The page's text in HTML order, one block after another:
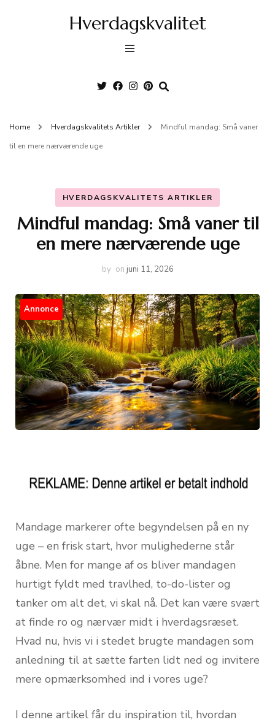
Hverdagskvalitet
Home Hverdagskvalitets Artikler
Mindful mandag: Små vaner
til en mere nærværende uge
HVERDAGSKVALITETS ARTIKLER
Mindful mandag: Små vaner til
en mere nærværende uge
by on juni 11, 2026
Annonce
Mandage markerer ofte begyndelsen på en ny
uge – en frisk start, hvor mulighederne står
åbne. Men for mange af os bliver mandagen
hurtigt fyldt med travlhed, to-do-lister og
tanker om alt det, vi skal nå. Det kan være svært
at finde ro og nærvær midt i hverdagsræset.
Hvad nu, hvis vi i stedet brugte mandagen som
anledning til at sætte farten lidt ned og invitere
mere opmærksomhed ind i vores uge?
I denne artikel får du inspiration til, hvordan